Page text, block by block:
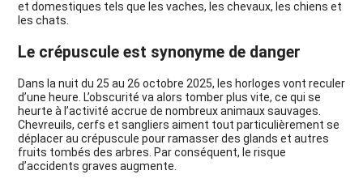
et domestiques tels que les vaches, les chevaux, les chiens et
les chats.
Le crépuscule est synonyme de danger
Dans la nuit du 25 au 26 octobre 2025, les horloges vont reculer
d’une heure. L’obscurité va alors tomber plus vite, ce qui se
heurte à l’activité accrue de nombreux animaux sauvages.
Chevreuils, cerfs et sangliers aiment tout particulièrement se
déplacer au crépuscule pour ramasser des glands et autres
fruits tombés des arbres. Par conséquent, le risque
d’accidents graves augmente.